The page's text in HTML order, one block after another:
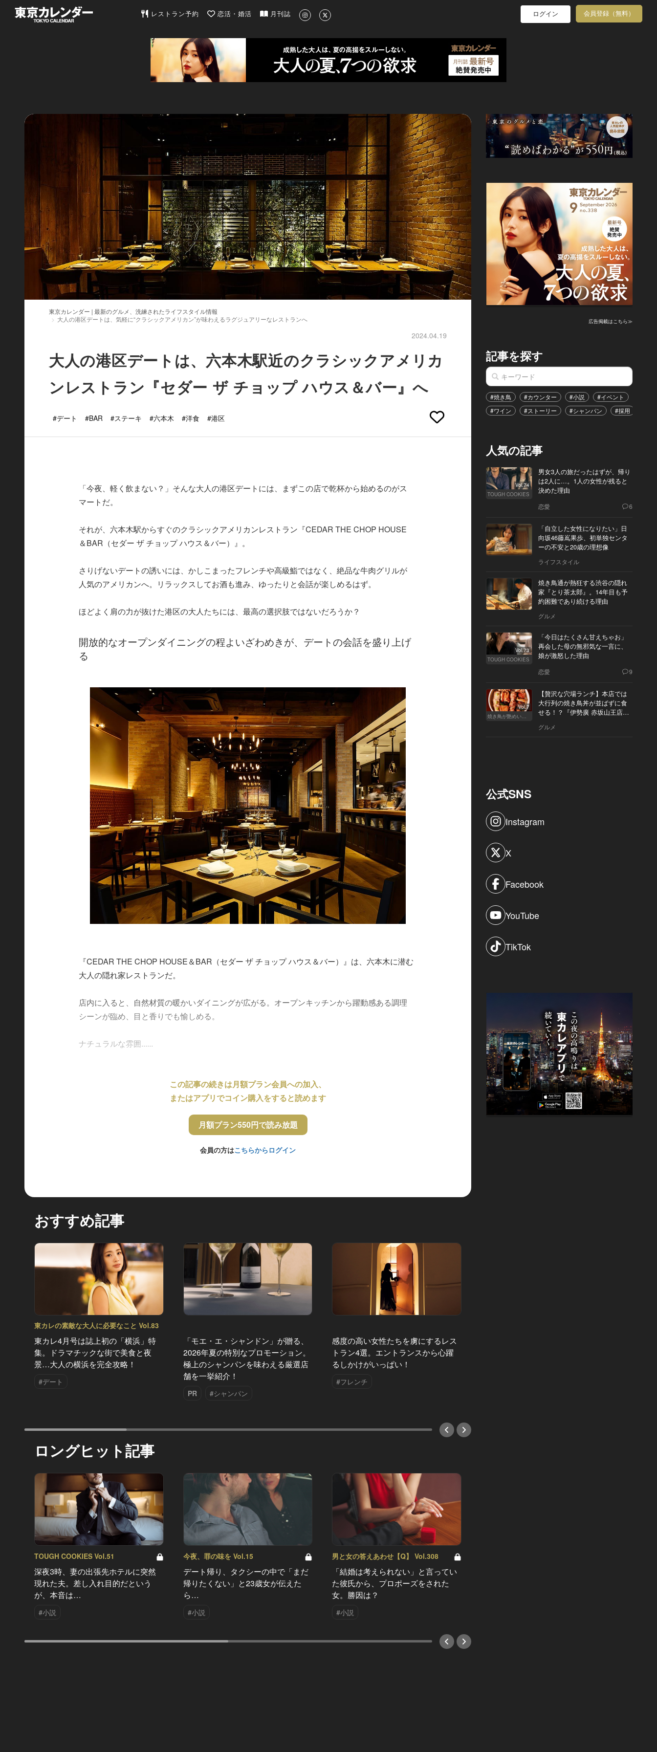
東京カレンダー | 最新のグルメ、洗練されたライフスタイル情報
レストラン予約 恋活・婚活 月刊誌 ログイン 会員登録（無料）
東京カレンダー | 最新のグルメ、洗練されたライフスタイル情報
大人の港区デートは、気軽に“クラシックアメリカン”が味わえるラグジュアリーなレストランへ
2024.04.19
大人の港区デートは、六本木駅近のクラシックアメリカ
ンレストラン『セダー ザ チョップ ハウス＆バー』へ
#デート #BAR #ステーキ #六本木 #洋食 #港区
「今夜、軽く飲まない？」そんな大人の港区デートには、まずこの店で乾杯から始めるのがス
マートだ。
それが、六本木駅からすぐのクラシックアメリカンレストラン『CEDAR THE CHOP HOUSE
＆BAR（セダー ザ チョップ ハウス＆バー）』。
さりげないデートの誘いには、かしこまったフレンチや高級鮨ではなく、絶品な牛肉グリルが
人気のアメリカンへ。リラックスしてお酒も進み、ゆったりと会話が楽しめるはず。
ほどよく肩の力が抜けた港区の大人たちには、最高の選択肢ではないだろうか？
開放的なオープンダイニングの程よいざわめきが、デートの会話を盛り上げ
る
『CEDAR THE CHOP HOUSE＆BAR（セダー ザ チョップ ハウス＆バー）』は、六本木に潜む
大人の隠れ家レストランだ。
店内に入ると、自然材質の暖かいダイニングが広がる。オープンキッチンから躍動感ある調理
シーンが臨め、目と香りでも愉しめる。
ナチュラルな雰囲......
この記事の続きは月額プラン会員への加入、
またはアプリでコイン購入をすると読めます
月額プラン550円で読み放題
会員の方はこちらからログイン
おすすめ記事
東カレの素敵な大人に必要なこと Vol.83
東カレ4月号は誌上初の「横浜」特
集。ドラマチックな街で美食と夜
景…大人の横浜を完全攻略！
#デート
「モエ・エ・シャンドン」が贈る、
2026年夏の特別なプロモーション。
極上のシャンパンを味わえる厳選店
舗を一挙紹介！
PR #シャンパン
感度の高い女性たちを虜にするレス
トラン4選。エントランスから心躍
るしかけがいっぱい！
#フレンチ
ロングヒット記事
TOUGH COOKIES Vol.51
深夜3時、妻の出張先ホテルに突然
現れた夫。差し入れ目的だという
が、本音は…
#小説
今夜、罪の味を Vol.15
デート帰り、タクシーの中で「まだ
帰りたくない」と23歳女が伝えた
ら…
#小説
男と女の答えあわせ【Q】 Vol.308
「結婚は考えられない」と言ってい
た彼氏から、プロポーズをされた
女。勝因は？
#小説
広告掲載はこちら≫
記事を探す
#焼き鳥 #カウンター #小説 #イベント
#ワイン
#ストーリー #シャンパン #採用
人気の記事
Vol.74
TOUGH COOKIES
男女3人の旅だったはずが、帰り
は2人に…。1人の女性が残ると
決めた理由
恋愛 6
「自立した女性になりたい」日
向坂46藤嶌果歩、初単独センタ
ーの不安と20歳の理想像
ライフスタイル
焼き鳥通が熱狂する渋谷の隠れ
家『とり茶太郎』。14年目も予
約困難であり続ける理由
グルメ
Vol.73
TOUGH COOKIES
「今日はたくさん甘えちゃお」
再会した母の無邪気な一言に、
娘が激怒した理由
恋愛 9
Vol.7
焼き鳥が艶めいてきた
【贅沢な穴場ランチ】本店では
大行列の焼き鳥丼が並ばずに食
せる！？『伊勢廣 赤坂山王店』
グルメ
公式SNS
Instagram
X
Facebook
YouTube
TikTok